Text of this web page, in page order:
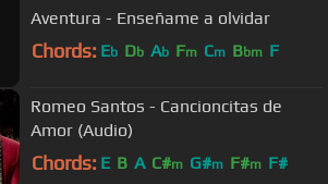
Aventura - Enseñame a olvidar
Chords: Eb Db Ab Fm Cm Bbm F
Romeo Santos - Cancioncitas de
Amor (Audio)
Chords: E B A C#m G#m F#m F#